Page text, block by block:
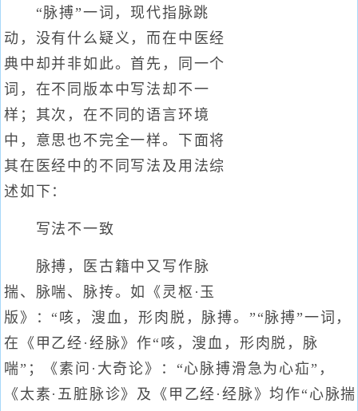
“脉搏”一词，现代指脉跳
动，没有什么疑义，而在中医经
典中却并非如此。首先，同一个
词，在不同版本中写法却不一
样；其次，在不同的语言环境
中，意思也不完全一样。下面将
其在医经中的不同写法及用法综
述如下：
写法不一致
脉搏，医古籍中又写作脉
揣、脉喘、脉抟。如《灵枢·玉
版》：“咳，溲血，形肉脱，脉搏。”“脉搏”一词，
在《甲乙经·经脉》作“咳，溲血，形肉脱，脉
喘”；《素问·大奇论》：“心脉搏滑急为心疝”，
《太素·五脏脉诊》及《甲乙经·经脉》均作“心脉揣